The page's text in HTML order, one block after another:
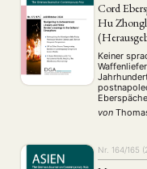
Cord
Hu
Preußen-
Keiner
britischen
von
Nr. 164/165